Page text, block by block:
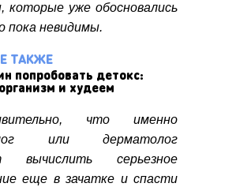
которые уже обосновались
пока невидимы.
ТАКЖЕ
попробовать детокс:
и худеем
что именно
или дерматолог
вычислить серьезное
еще в зачатке и спасти